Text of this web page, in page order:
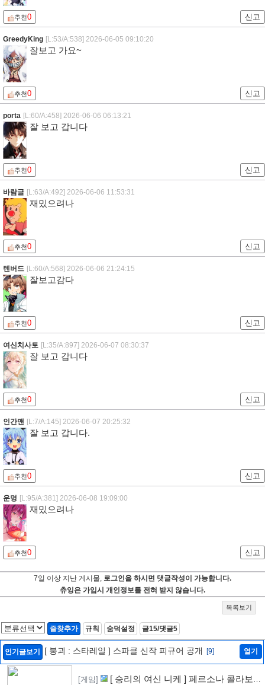
추천0 신고
GreedyKing [L:53/A:538] 2026-06-05 09:10:20
잘보고 가요~
추천0 신고
porta [L:60/A:458] 2026-06-06 06:13:21
잘 보고 갑니다
추천0 신고
바람글 [L:63/A:492] 2026-06-06 11:53:31
재밌으려나
추천0 신고
텐버드 [L:60/A:568] 2026-06-06 21:24:15
잘보고감다
추천0 신고
여신치사토 [L:35/A:897] 2026-06-07 08:30:37
잘 보고 갑니다
추천0 신고
인간맨 [L:7/A:145] 2026-06-07 20:25:32
잘 보고 갑니다.
추천0 신고
운명 [L:95/A:381] 2026-06-08 19:09:00
재밌으려나
추천0 신고
7일 이상 지난 게시물, 로그인을 하시면 댓글작성이 가능합니다.
츄잉은 가입시 개인정보를 전혀 받지 않습니다.
목록보기
즐찾추가 규칙 숨덕설정 글15/댓글5
인기글보기 [ 붕괴 : 스타레일 ] 스파클 신작 피규어 공개 [9] 열기
[게임]
[ 승리의 여신 니케 ] 페르소나 콜라보